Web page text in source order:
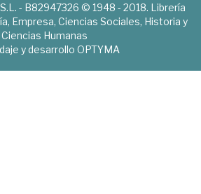
- B82947326 © 1948 - 2018. Librería
Empresa, Ciencias Sociales, Historia y
Ciencias Humanas
y desarrollo OPTYMA